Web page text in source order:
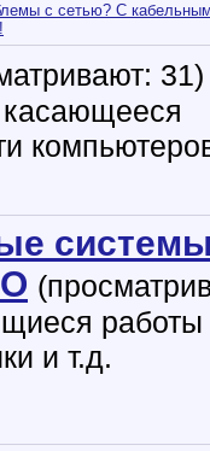
с сетью? С
31)
и т.д.